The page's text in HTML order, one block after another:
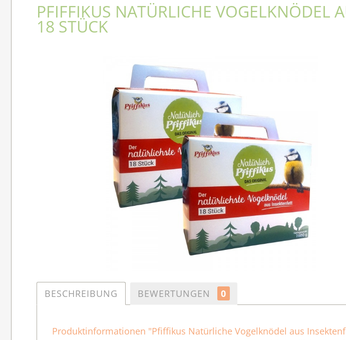
PFIFFIKUS NATÜRLICHE VOGELKNÖDEL
18 STÜCK
BESCHREIBUNG BEWERTUNGEN 0
Produktinformationen "Pfiffikus Natürliche Vogelknödel aus